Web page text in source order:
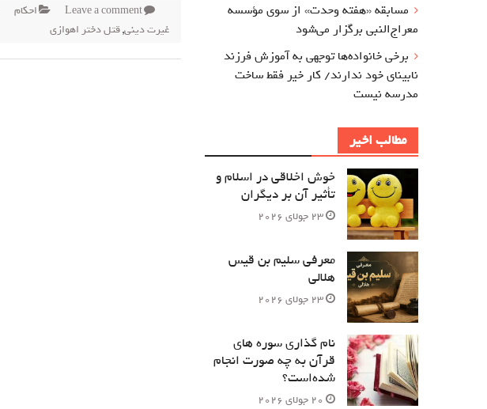
Leave a comment احکام
غیرت دینی,قتل دختر اهوازی
مسابقه «هفته وحدت» از سوی مؤسسه
معراج‌النبی برگزار می‌شود
برخی خانواده‌ها توجهی به آموزش‌ فرزند
نابینای خود ندارند/ کار خیر فقط ساخت
مدرسه نیست
مطالب اخیر
خوش اخلاقی در اسلام و
تأثیر آن بر دیگران
23 جولای 2026
معرفی سلیم بن قیس
هلالی
23 جولای 2026
نام‌ گذاری سوره های
قرآن به چه صورت انجام
شده‌است؟
20 جولای 2026